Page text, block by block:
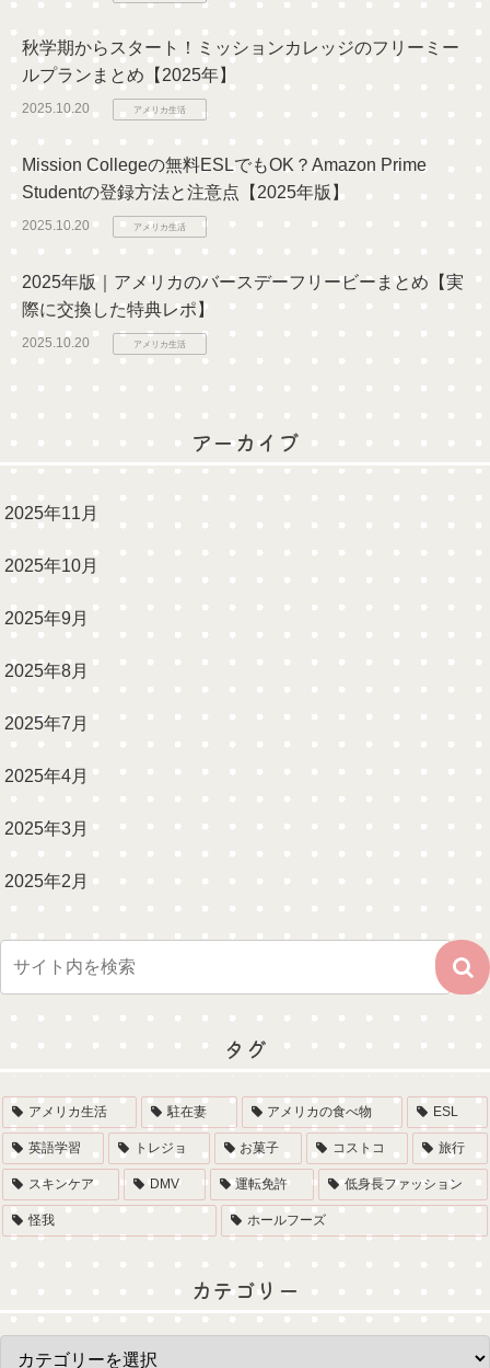
秋学期からスタート！ミッションカレッジのフリーミー
ルプランまとめ【2025年】
2025.10.20 アメリカ生活
Mission Collegeの無料ESLでもOK？Amazon Prime
Studentの登録方法と注意点【2025年版】
2025.10.20 アメリカ生活
2025年版｜アメリカのバースデーフリービーまとめ【実
際に交換した特典レポ】
2025.10.20 アメリカ生活
アーカイブ
2025年11月
2025年10月
2025年9月
2025年8月
2025年7月
2025年4月
2025年3月
2025年2月
タグ
アメリカ生活 駐在妻 アメリカの食べ物 ESL
英語学習 トレジョ お菓子 コストコ 旅行
スキンケア DMV 運転免許 低身長ファッション
怪我 ホールフーズ
カテゴリー